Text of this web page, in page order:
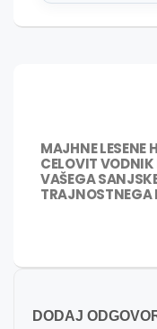
PREJŠNJA
OBJAVA:
MAJHNE LESENE
CELOVIT VODNIK
VAŠEGA
TRAJNOSTNEGA
DODAJ